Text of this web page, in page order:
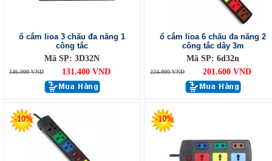
ổ cắm lioa 3 chấu đa năng 1
công tắc
Mã SP: 3D32N
146.000 VND 131.400 VND
ổ cắm lioa 6 chấu đa năng 2
công tắc dây 3m
Mã SP: 6d32n
224.000 VND 201.600 VND
-10% -10%